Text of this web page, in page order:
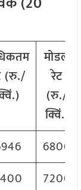
(रु./
मोडल
रेट
(रु./
क्विं.)
6800
7200